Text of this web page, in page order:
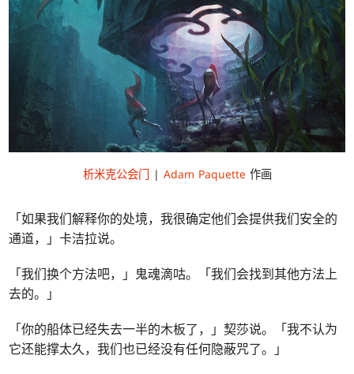
析米克公会门| Adam Paquette 作画
「如果我们解释你的处境，我很确定他们会提供我们安全的
通道，」卡洁拉说。
「我们换个方法吧，」鬼魂滴咕。「我们会找到其他方法上
去的。」
「你的船体已经失去一半的木板了，」契莎说。「我不认为
它还能撑太久，我们也已经没有任何隐蔽咒了。」